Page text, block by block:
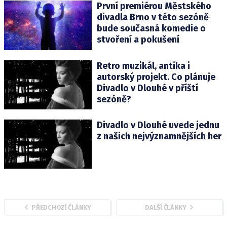
První premiérou Městského
divadla Brno v této sezóně
bude současná komedie o
stvoření a pokušení
Retro muzikál, antika i
autorský projekt. Co plánuje
Divadlo v Dlouhé v příští
sezóně?
Divadlo v Dlouhé uvede jednu
z našich nejvýznamnějších her
PŘEDCHOZÍ ČLÁNKY DALŠÍ ČLÁNKY